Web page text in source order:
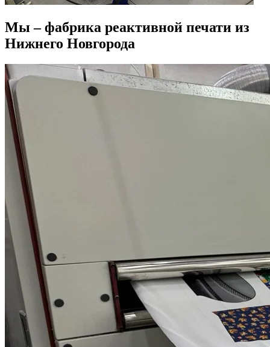
Мы – фабрика реактивной печати из
Нижнего Новгорода